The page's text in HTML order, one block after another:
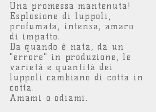
Una promessa mantenuta!
Esplosione di luppoli,
profumata, intensa, amaro
di impatto.
Da quando è nata, da un
"errore" in produzione, le
varietà e quantità dei
luppoli cambiano di cotta in
cotta.
Amami o odiami.